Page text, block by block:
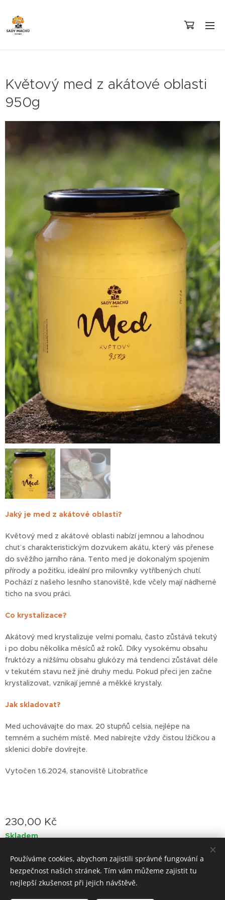
Květový med z akátové oblasti
950g
Jaký je med z akátové oblasti?
Květový med z akátové oblasti nabízí jemnou a lahodnou
chuť s charakteristickým dozvukem akátu, který vás přenese
do svěžího jarního rána. Tento med je dokonalým spojením
přírody a požitku, ideální pro milovníky vytříbených chutí.
Pochází z našeho lesního stanoviště, kde včely mají nádherné
ticho na svou práci.
Co krystalizace?
Akátový med krystalizuje velmi pomalu, často zůstává tekutý
i po dobu několika měsíců až roků. Díky vysokému obsahu
fruktózy a nižšímu obsahu glukózy má tendenci zůstávat déle
v tekutém stavu než jiné druhy medu. Pokud přeci jen začne
krystalizovat, vznikají jemné a měkké krystaly.
Jak skladovat?
Med uchovávajte do max. 20 stupňů celsia, nejlépe na
temném a suchém místě. Med nabírejte vždy čistou lžičkou a
sklenici dobře dovírejte.
Vytočen 1.6.2024, stanoviště Litobratřice
230,00 Kč
Skladem
Cookies
Používáme cookies, abychom zajistili správné fungování a
bezpečnost našich stránek. Tím vám můžeme zajistit tu
nejlepší zkušenost při jejich návštěvě.